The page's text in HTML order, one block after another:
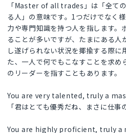
「Master of all trades」は「全て
る人」の意味です。1つだけでなく
力や専門知識を持つ人を指します。
ることが多いですが、たまにある人
し遂げられない状況を揶揄する際に
た、一人で何でもこなすことを求め
のリーダーを指すこともあります。
You are very talented, truly a
「君はとても優秀だね、まさに仕事
You are highly proficient, truly a